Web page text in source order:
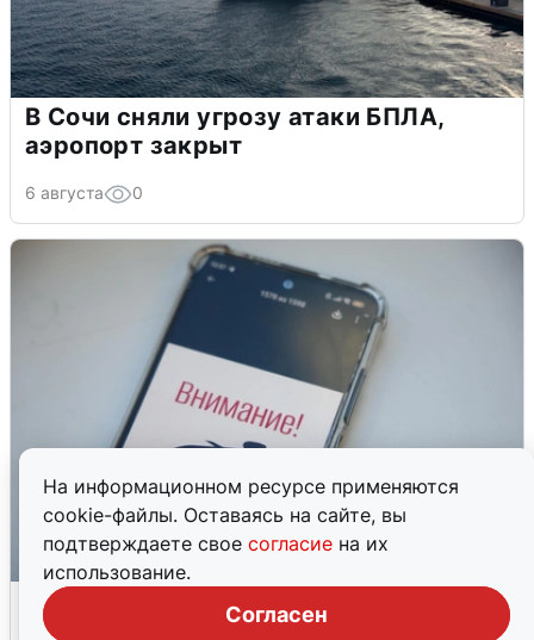
На информационном ресурсе применяются
cookie-файлы. Оставаясь на сайте, вы
подтверждаете свое согласие на их
использование.
Согласен
В Сочи сняли угрозу атаки БПЛА,
аэропорт закрыт
6 августа 0
Ракетная опасность в Свердловской
области: что известно